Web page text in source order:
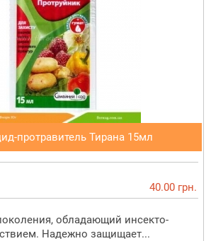
протравитель Тирана 15мл
40.00 грн.
обладающий инсекто-
Надежно защищает...